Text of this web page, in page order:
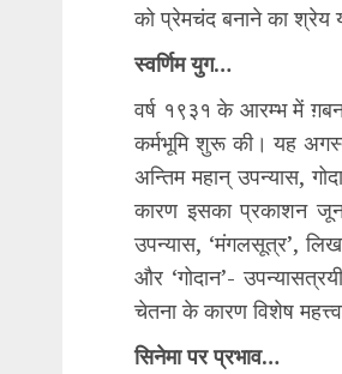
को प्रेमचंद बनाने का श्रेय
स्वर्णिम युग…
वर्ष १९३१ के आरम्भ में
कर्मभूमि शुरू की। यह
अन्तिम महान् उपन्यास,
कारण इसका प्रकाशन
उपन्यास, ‘मंगलसूत्र’,
और ‘गोदान’-
चेतना के कारण विशेष
सिनेमा पर प्रभाव…